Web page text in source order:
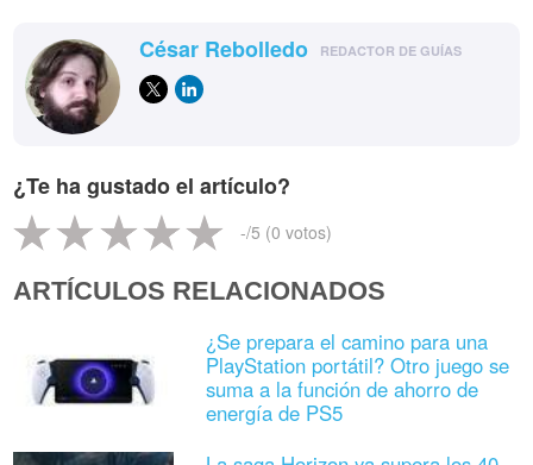
César Rebolledo REDACTOR DE GUÍAS
¿Te ha gustado el artículo?
-/5 (0 votos)
ARTÍCULOS RELACIONADOS
¿Se prepara el camino para una
PlayStation portátil? Otro juego se
suma a la función de ahorro de
energía de PS5